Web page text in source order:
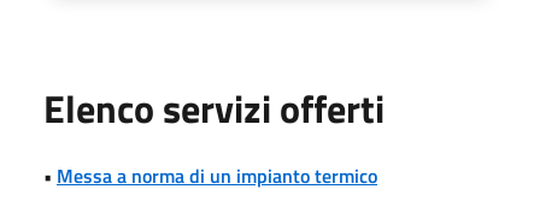
Elenco servizi offerti
• Messa a norma di un impianto termico